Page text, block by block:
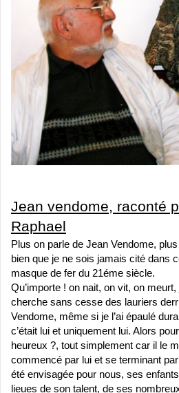
Jean vendome, raconté
Raphael
Plus on parle de Jean Vendome,
bien que je ne sois jamais cité dans
masque de fer du 21éme siècle.
Qu’importe ! on nait, on vit, on
cherche sans cesse des lauriers
Vendome, même si je l’ai épaulé
c’était lui et uniquement lui. Alors
heureux ?, tout simplement car il le
commencé par lui et se terminant
été envisagée pour nous, ses
lieues de son talent, de ses